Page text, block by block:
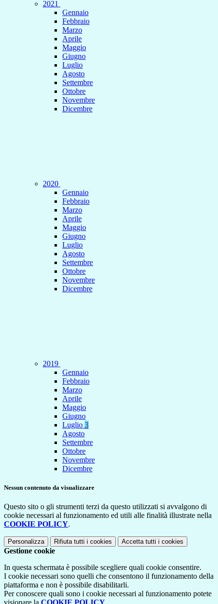
2021
Gennaio
Febbraio
Marzo
Aprile
Maggio
Giugno
Luglio
Agosto
Settembre
Ottobre
Novembre
Dicembre
2020
Gennaio
Febbraio
Marzo
Aprile
Maggio
Giugno
Luglio
Agosto
Settembre
Ottobre
Novembre
Dicembre
2019
Gennaio
Febbraio
Marzo
Aprile
Maggio
Giugno
Luglio 3
Agosto
Settembre
Ottobre
Novembre
Dicembre
Nessun contenuto da visualizzare
Questo sito o gli strumenti terzi da questo utilizzati si avvalgono di
cookie necessari al funzionamento ed utili alle finalità illustrate nella
COOKIE POLICY.
Personalizza Rifiuta tutti i cookies Accetta tutti i cookies
Gestione cookie
In questa schermata è possibile scegliere quali cookie consentire.
I cookie necessari sono quelli che consentono il funzionamento della
piattaforma e non è possibile disabilitarli.
Per conoscere quali sono i cookie necessari al funzionamento potete